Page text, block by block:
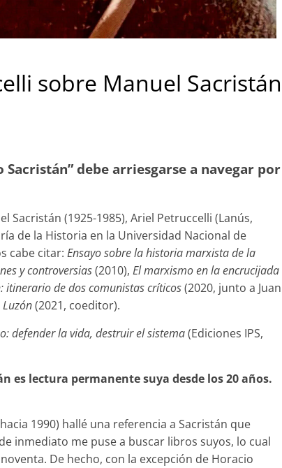
sobre Manuel Sacristán
debe arriesgarse a navegar por
(1925-1985), Ariel Petruccelli (Lanús,
de la Historia en la Universidad Nacional de
cabe citar: Ensayo sobre la historia marxista de la
y controversias(2010), El marxismo en la encrucijada
itinerario de dos comunistas críticos(2020, junto a Juan
(2021, coeditor).
defender la vida, destruir el sistema(Ediciones IPS,
es lectura permanente suya desde los 20 años.
1990) hallé una referencia a Sacristán que
inmediato me puse a buscar libros suyos, lo cual
De hecho, con la excepción de Horacio